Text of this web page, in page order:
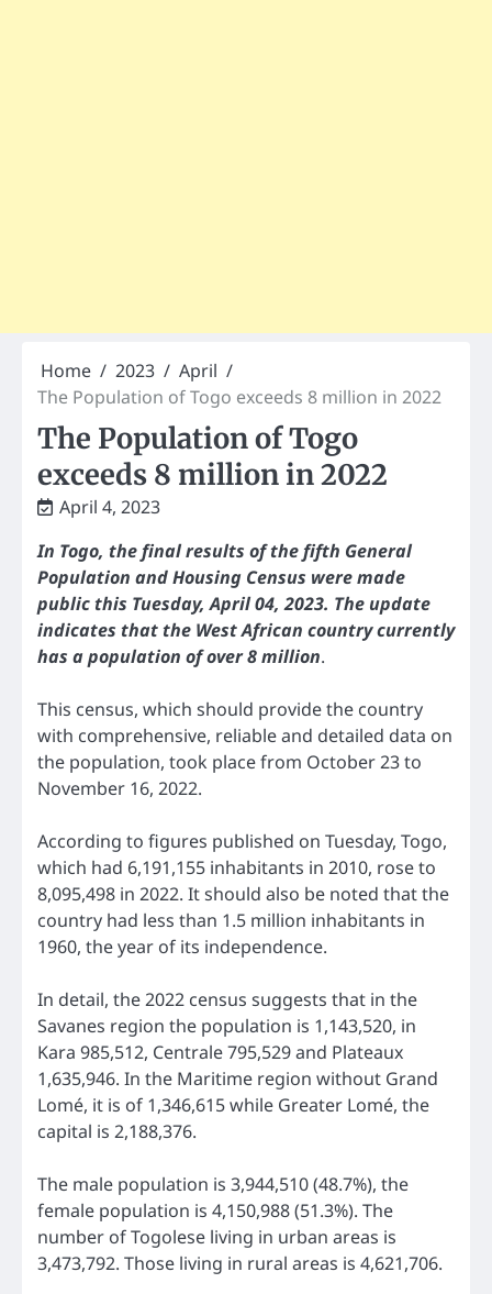
Home 2023
April
The Population of Togo exceeds 8 million in 2022
The Population of Togo
exceeds 8 million in 2022
April 4, 2023
In Togo, the final results of the fifth General
Population and Housing Census were made
public this Tuesday, April 04, 2023. The update
indicates that the West African country currently
has a population of over 8 million.
This census, which should provide the country
with comprehensive, reliable and detailed data on
the population, took place from October 23 to
November 16, 2022.
According to figures published on Tuesday, Togo,
which had 6,191,155 inhabitants in 2010, rose to
8,095,498 in 2022. It should also be noted that the
country had less than 1.5 million inhabitants in
1960, the year of its independence.
In detail, the 2022 census suggests that in the
Savanes region the population is 1,143,520, in
Kara 985,512, Centrale 795,529 and Plateaux
1,635,946. In the Maritime region without Grand
Lomé, it is of 1,346,615 while Greater Lomé, the
capital is 2,188,376.
The male population is 3,944,510 (48.7%), the
female population is 4,150,988 (51.3%). The
number of Togolese living in urban areas is
3,473,792. Those living in rural areas is 4,621,706.